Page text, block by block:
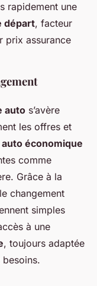
rapidement une
départ, facteur
prix assurance
auto s’avère
les offres et
économique
comme
Grâce à la
changement
simples
à une
, toujours adaptée